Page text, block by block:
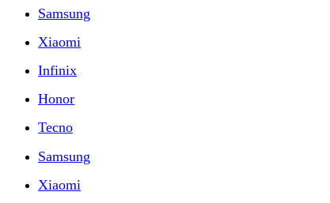
Samsung
Xiaomi
Infinix
Honor
Tecno
Samsung
Xiaomi